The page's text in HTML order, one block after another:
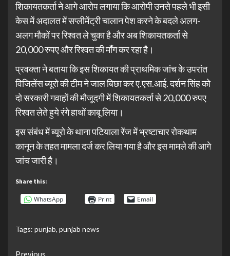
शिकायतकर्ता ने आगे आरोप लगाया कि आरोपी उनसे पहले भी इसी
केस में अदालत में सप्लीमेंट्री चालान पेश करने के बदले अलग-
अलग मौकों पर रिश्वत ले चुका है और अब शिकायतकर्ता से
20,000 रुपए और रिश्वत की माँग कर रहा है।
प्रवक्ता ने बताया कि इस शिकायत की प्राथमिक जांच के उपरांत
विजिलेंस ब्यूरो की टीम ने जाल बिछा कर ए.एस.आई. दर्शन सिंह को
दो सरकारी गवाहों की मौजूदगी में शिकायतकर्ता से 20,000 रुपए
रिश्वत लेते हुये रंगे हाथों काबू लिया।
इस संबंध में ब्यूरो के थाना पटियाला रेंज में भ्रष्टाचार रोकथाम
कानून के तहत मामला दर्ज कर लिया गया है और इस मामले की आगे
जांच जारी है।
Share this:
WhatsApp Print Email
Tags: punjab, punjab news